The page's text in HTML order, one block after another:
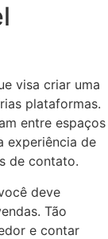
visa criar uma
plataformas.
entre espaços
experiência de
de contato.
deve
Tão
e contar